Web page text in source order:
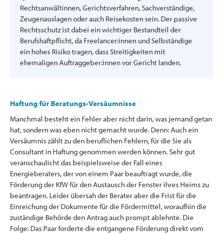
Rechtsanwältinnen, Gerichtsverfahren, Sachverständige,
Zeugenauslagen oder auch Reisekosten sein. Der passive
Rechtsschutz ist dabei ein wichtiger Bestandteil der
Berufshaftpflicht, da Freelancer:innen und Selbständige
ein hohes Risiko tragen, dass Streitigkeiten mit
ehemaligen Auftraggeber:innen vor Gericht landen.
Haftung für Beratungs-Versäumnisse
Manchmal besteht ein Fehler aber nicht darin, was jemand getan
hat, sondern was eben nicht gemacht wurde. Denn: Auch ein
Versäumnis zählt zu den beruflichen Fehlern, für die Sie als
Consultant in Haftung genommen werden können. Sehr gut
veranschaulicht das beispielsweise der Fall eines
Energieberaters, der von einem Paar beauftragt wurde, die
Förderung der KfW für den Austausch der Fenster ihres Heims zu
beantragen. Leider übersah der Berater aber die Frist für die
Einreichung der Dokumente für die Fördermittel, woraufhin die
zuständige Behörde den Antrag auch prompt ablehnte. Die
Folge: Das Paar forderte die entgangene Förderung direkt vom